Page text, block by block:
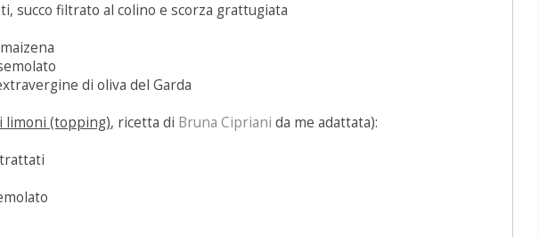
succo filtrato al colino e scorza grattugiata
di oliva del Garda
limoni (topping), ricetta di Bruna Cipriani da me adattata):